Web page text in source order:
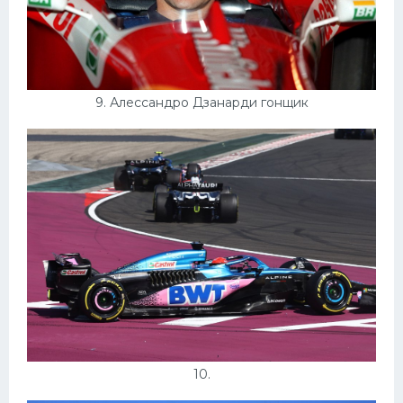
9. Алессандро Дзанарди гонщик
10.